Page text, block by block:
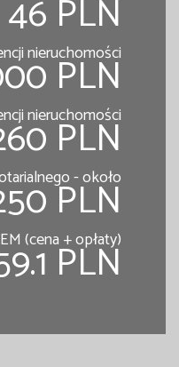
46 PLN
nieruchomości
PLN
nieruchomości
PLN
- około
PLN
(cena + opłaty)
PLN